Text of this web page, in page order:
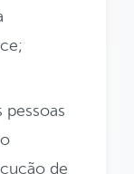
pessoas
de